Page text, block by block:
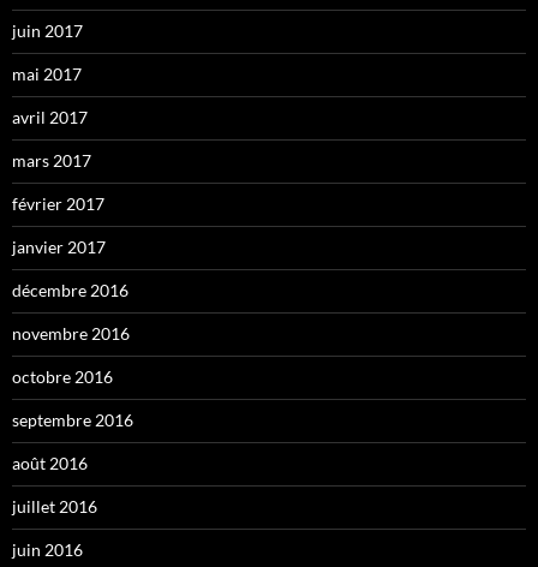
juin 2017
mai 2017
avril 2017
mars 2017
février 2017
janvier 2017
décembre 2016
novembre 2016
octobre 2016
septembre 2016
août 2016
juillet 2016
juin 2016